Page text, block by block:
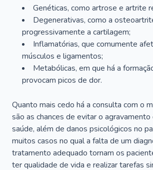
Genéticas, como artrose e artrite
Degenerativas, como a
progressivamente a cartilagem;
Inflamatórias, que comumente
músculos e ligamentos;
Metabólicas, em que há a
provocam picos de dor.
Quanto mais cedo há a consulta com o
são as chances de evitar o
saúde, além de danos psicológicos no
muitos casos no qual a falta de um
tratamento adequado tornam os
ter qualidade de vida e realizar tarefas